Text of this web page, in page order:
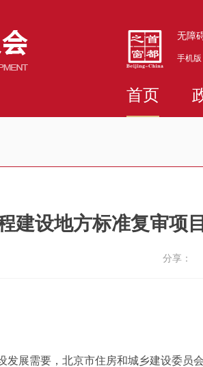
无障
手机版
首页
建设地方标准复审项
分享：
需要，北京市住房和城乡建设委员